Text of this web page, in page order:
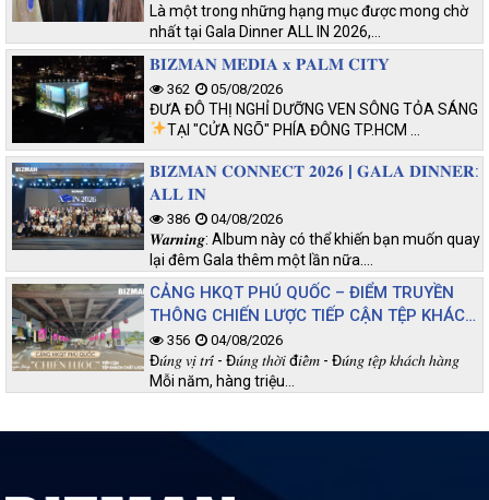
Là một trong những hạng mục được mong chờ
nhất tại Gala Dinner ALL IN 2026,…
𝐁𝐈𝐙𝐌𝐀𝐍 𝐌𝐄𝐃𝐈𝐀 𝐱 𝐏𝐀𝐋𝐌 𝐂𝐈𝐓𝐘
362 05/08/2026
ĐƯA ĐÔ THỊ NGHỈ DƯỠNG VEN SÔNG TỎA SÁNG
TẠI "CỬA NGÕ" PHÍA ĐÔNG TP.HCM
𝐁𝐈𝐙𝐌𝐀𝐍 𝐂𝐎𝐍𝐍𝐄𝐂𝐓 𝟐𝟎𝟐𝟔 | 𝐆𝐀𝐋𝐀 𝐃𝐈𝐍𝐍𝐄𝐑:
𝐀𝐋𝐋 𝐈𝐍
386 04/08/2026
𝑾𝒂𝒓𝒏𝒊𝒏𝒈: Album này có thể khiến bạn muốn quay
lại đêm Gala thêm một lần nữa.…
CẢNG HKQT PHÚ QUỐC – ĐIỂM TRUYỀN
THÔNG CHIẾN LƯỢC TIẾP CẬN TỆP KHÁCH
CHẤT LƯỢNG
356 04/08/2026
Đ𝑢́𝑛𝑔 𝑣𝑖̣ 𝑡𝑟𝑖́ - Đ𝑢́𝑛𝑔 𝑡ℎ𝑜̛̀𝑖 đ𝑖𝑒̂̉𝑚 - Đ𝑢́𝑛𝑔 𝑡𝑒̣̂𝑝 𝑘ℎ𝑎́𝑐ℎ ℎ𝑎̀𝑛𝑔
Mỗi năm, hàng triệu…